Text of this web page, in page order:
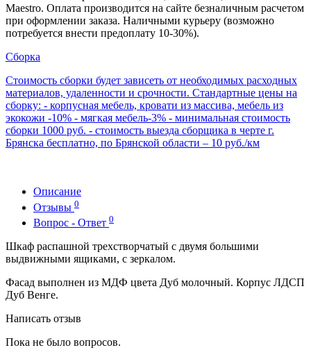
Maestro. Оплата производится на сайте безналичным расчетом
при оформлении заказа. Наличными курьеру (возможно
потребуется внести предоплату 10-30%).
Сборка
Стоимость сборки будет зависеть от необходимых расходных
материалов, удаленности и срочности. Стандартные цены на
сборку: - корпусная мебель, кровати из массива, мебель из
экокожи -10% - мягкая мебель-3% - минимальная стоимость
сборки 1000 руб. - стоимость выезда сборщика в черте г.
Брянска бесплатно, по Брянской области – 10 руб./км
Описание
Отзывы 0
Вопрос - Ответ 0
Шкаф распашной трехстворчатый с двумя большими
выдвижными ящиками, с зеркалом.
Фасад выполнен из МДФ цвета Дуб молочный. Корпус ЛДСП
Дуб Венге.
Написать отзыв
Пока не было вопросов.